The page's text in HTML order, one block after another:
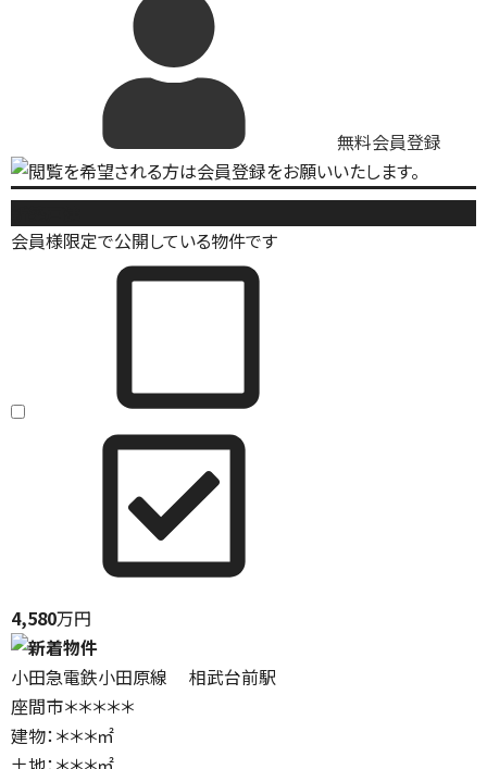
無料会員登録
会員様限定で公開している物件です
4,580万円
小田急電鉄小田原線 相武台前駅
座間市＊＊＊＊＊
建物：＊＊＊㎡